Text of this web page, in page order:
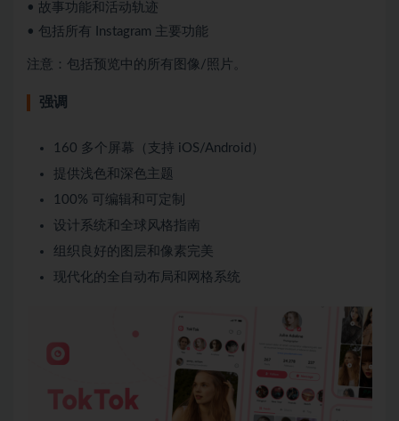
• 故事功能和活动轨迹
• 包括所有 Instagram 主要功能
注意：包括预览中的所有图像/照片。
强调
160 多个屏幕（支持 iOS/Android）
提供浅色和深色主题
100% 可编辑和可定制
设计系统和全球风格指南
组织良好的图层和像素完美
现代化的全自动布局和网格系统